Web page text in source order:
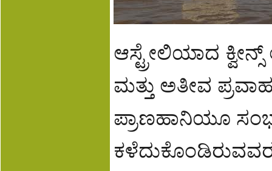
ಆಸ್ಟ್ರೇಲಿಯಾದ ಕ್ವೀನ್ಸ್
ಮತ್ತು ಅತೀವ
ಪ್ರಾಣಹಾನಿಯೂ